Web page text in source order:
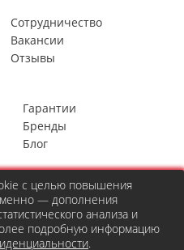
Сотрудничество
Вакансии
Отзывы
Гарантии
Бренды
Блог
с целью повышения
— дополнения
анализа и
подробную информацию
.